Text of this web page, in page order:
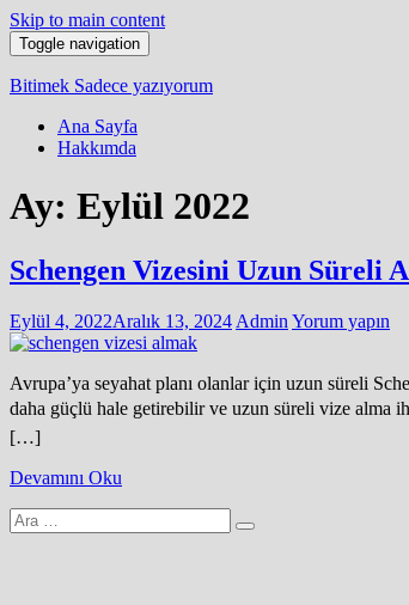
Skip to main content
Toggle navigation
Bitimek Sadece yazıyorum
Ana Sayfa
Hakkımda
Ay: Eylül 2022
Schengen Vizesini Uzun Süreli
Eylül 4, 2022Aralık 13, 2024 Admin Yorum yapın
Avrupa’ya seyahat planı olanlar için uzun süreli
daha güçlü hale getirebilir ve uzun süreli vize alma
[…]
Devamını Oku
Arama
yap: